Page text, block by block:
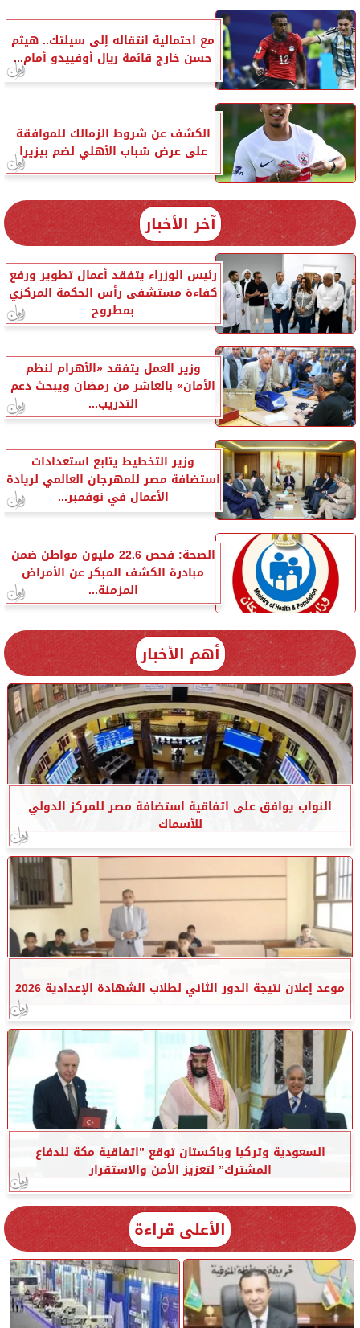
مع احتمالية انتقاله إلى سيلتك.. هيثم
حسن خارج قائمة ريال أوفييدو أمام...
الكشف عن شروط الزمالك للموافقة
على عرض شباب الأهلي لضم بيزيرا
آخر الأخبار
رئيس الوزراء يتفقد أعمال تطوير ورفع
كفاءة مستشفى رأس الحكمة المركزي
بمطروح
وزير العمل يتفقد «الأهرام لنظم
الأمان» بالعاشر من رمضان ويبحث دعم
التدريب...
وزير التخطيط يتابع استعدادات
استضافة مصر للمهرجان العالمي لريادة
الأعمال في نوفمبر...
الصحة: فحص 22.6 مليون مواطن ضمن
مبادرة الكشف المبكر عن الأمراض
المزمنة...
أهم الأخبار
النواب يوافق على اتفاقية استضافة مصر للمركز الدولي
للأسماك
موعد إعلان نتيجة الدور الثاني لطلاب الشهادة الإعدادية 2026
السعودية وتركيا وباكستان توقع ”اتفاقية مكة للدفاع
المشترك” لتعزيز الأمن والاستقرار
الأعلى قراءة